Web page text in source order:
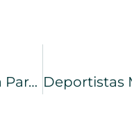
La Fundación Gesmed Desarrolla Un Programa Para Hacer Frente A La Soledad No Deseada